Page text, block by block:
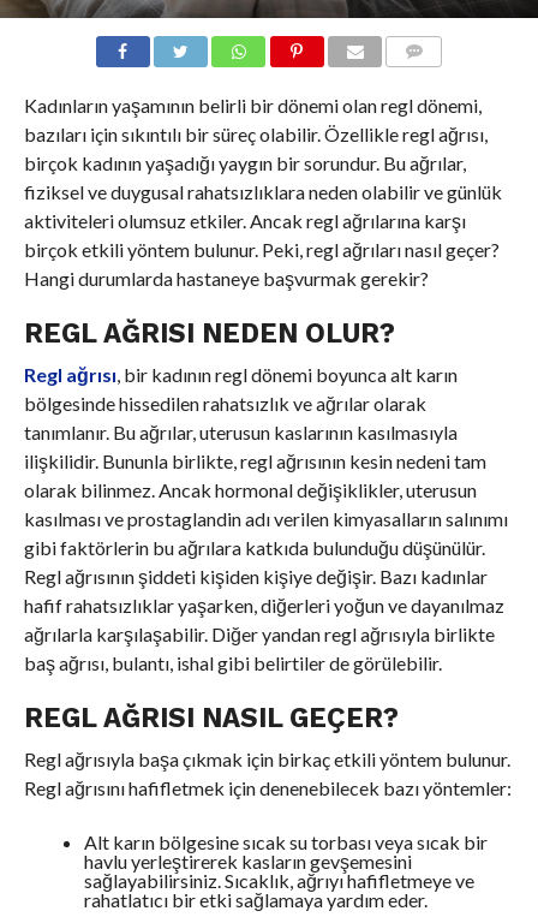
Kadınların yaşamının belirli bir dönemi olan regl dönemi,
bazıları için sıkıntılı bir süreç olabilir. Özellikle regl ağrısı,
birçok kadının yaşadığı yaygın bir sorundur. Bu ağrılar,
fiziksel ve duygusal rahatsızlıklara neden olabilir ve günlük
aktiviteleri olumsuz etkiler. Ancak regl ağrılarına karşı
birçok etkili yöntem bulunur. Peki, regl ağrıları nasıl geçer?
Hangi durumlarda hastaneye başvurmak gerekir?
REGL AĞRISI NEDEN OLUR?
Regl ağrısı, bir kadının regl dönemi boyunca alt karın
bölgesinde hissedilen rahatsızlık ve ağrılar olarak
tanımlanır. Bu ağrılar, uterusun kaslarının kasılmasıyla
ilişkilidir. Bununla birlikte, regl ağrısının kesin nedeni tam
olarak bilinmez. Ancak hormonal değişiklikler, uterusun
kasılması ve prostaglandin adı verilen kimyasalların salınımı
gibi faktörlerin bu ağrılara katkıda bulunduğu düşünülür.
Regl ağrısının şiddeti kişiden kişiye değişir. Bazı kadınlar
hafif rahatsızlıklar yaşarken, diğerleri yoğun ve dayanılmaz
ağrılarla karşılaşabilir. Diğer yandan regl ağrısıyla birlikte
baş ağrısı, bulantı, ishal gibi belirtiler de görülebilir.
REGL AĞRISI NASIL GEÇER?
Regl ağrısıyla başa çıkmak için birkaç etkili yöntem bulunur.
Regl ağrısını hafifletmek için denenebilecek bazı yöntemler:
Alt karın bölgesine sıcak su torbası veya sıcak bir
havlu yerleştirerek kasların gevşemesini
sağlayabilirsiniz. Sıcaklık, ağrıyı hafifletmeye ve
rahatlatıcı bir etki sağlamaya yardım eder.